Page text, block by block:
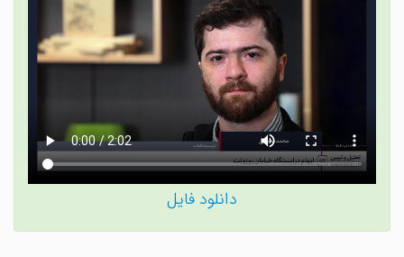
دانلود فایل